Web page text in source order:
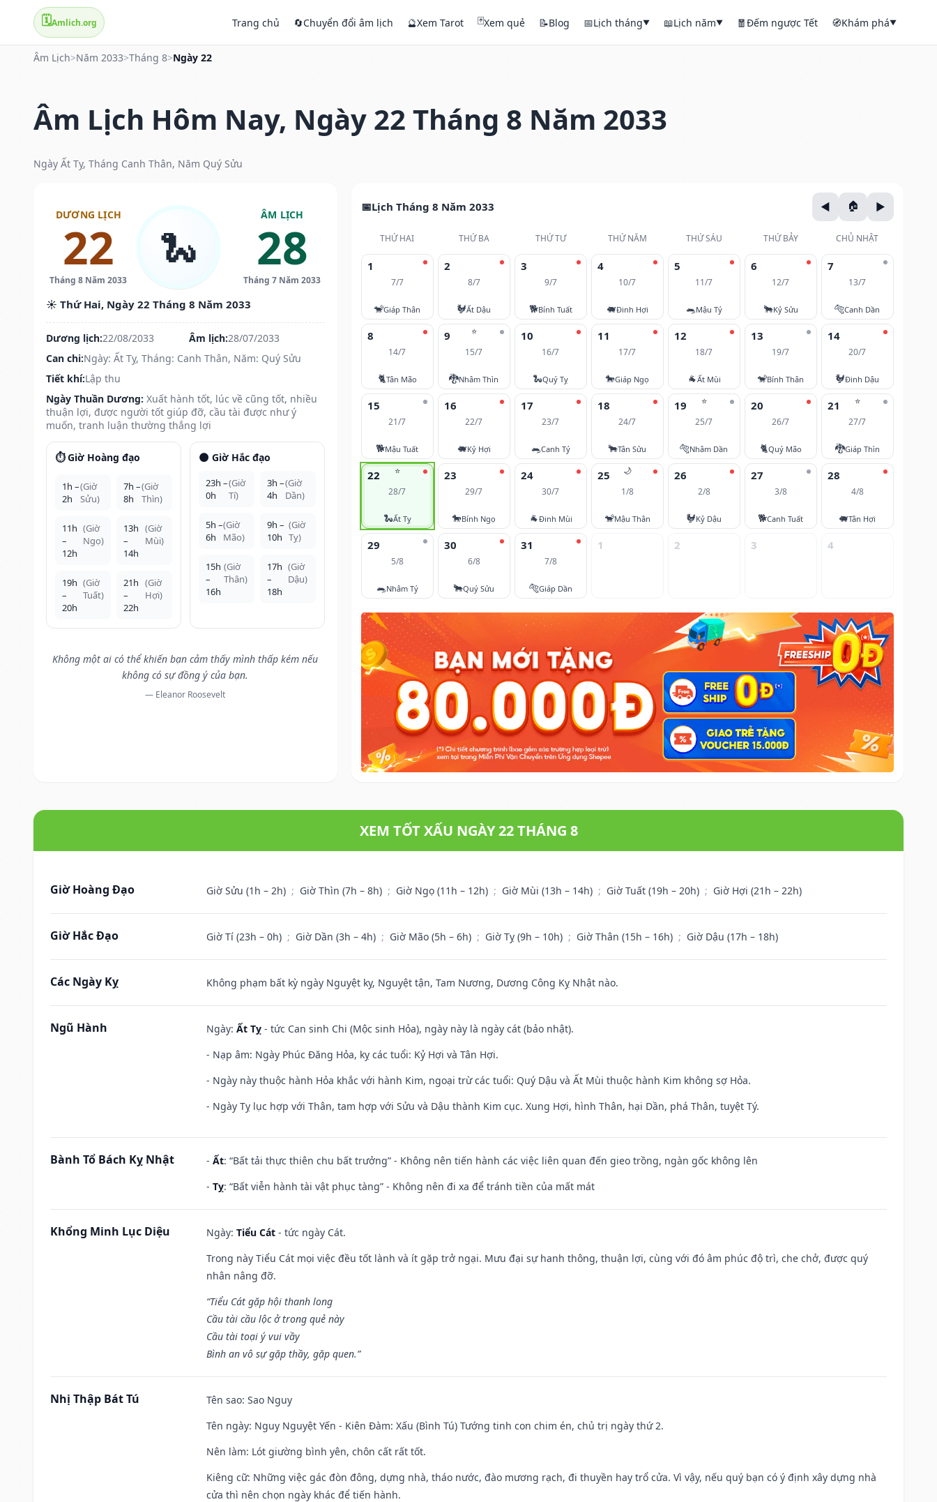
🗓️Amlich.org Trang chủ 🔄Chuyển đổi âm lịch 🔮Xem Tarot 🃏Xem quẻ 📝Blog 📅Lịch tháng▼ 📖Lịch năm▼ 🧧Đếm ngược Tết 🧭Khám phá▼
Âm Lịch>Năm 2033>Tháng 8>Ngày 22
Âm Lịch Hôm Nay, Ngày 22 Tháng 8 Năm 2033
Ngày Ất Tỵ, Tháng Canh Thân, Năm Quý Sửu
DƯƠNG LỊCH
22
Tháng 8 Năm 2033
🐍
ÂM LỊCH
28
Tháng 7 Năm 2033
☀️ Thứ Hai, Ngày 22 Tháng 8 Năm 2033
Dương lịch:22/08/2033 Âm lịch:28/07/2033
Can chi:Ngày: Ất Tỵ, Tháng: Canh Thân, Năm: Quý Sửu
Tiết khí:Lập thu
Ngày Thuần Dương: Xuất hành tốt, lúc về cũng tốt, nhiều
thuận lợi, được người tốt giúp đỡ, cầu tài được như ý
muốn, tranh luận thường thắng lợi
⏱️ Giờ Hoàng đạo
1h –
2h
(Giờ
Sửu)
7h –
8h
(Giờ
Thìn)
11h
–
12h
(Giờ
Ngọ)
13h
–
14h
(Giờ
Mùi)
19h
–
20h
(Giờ
Tuất)
21h
–
22h
(Giờ
Hợi)
🌑 Giờ Hắc đạo
23h –
0h
(Giờ
Tí)
3h –
4h
(Giờ
Dần)
5h –
6h
(Giờ
Mão)
9h –
10h
(Giờ
Tỵ)
15h
–
16h
(Giờ
Thân)
17h
–
18h
(Giờ
Dậu)
Không một ai có thể khiến bạn cảm thấy mình thấp kém nếu
không có sự đồng ý của bạn.
— Eleanor Roosevelt
Lịch Tháng 8 Năm 2033
THỨ HAI THỨ BA THỨ TƯ THỨ NĂM THỨ SÁU THỨ BẢY CHỦ NHẬT
1
7/7
🐒Giáp Thân
2
8/7
🐓Ất Dậu
3
9/7
🐕Bính Tuất
4
10/7
🐖Đinh Hợi
5
11/7
🐀Mậu Tý
6
12/7
🐂Kỷ Sửu
7
13/7
🐅Canh Dần
8
14/7
🐈Tân Mão
⭐
9
15/7
🐉Nhâm Thìn
10
16/7
🐍Quý Tỵ
11
17/7
🐎Giáp Ngọ
12
18/7
🐐Ất Mùi
13
19/7
🐒Bính Thân
14
20/7
🐓Đinh Dậu
15
21/7
🐕Mậu Tuất
16
22/7
🐖Kỷ Hợi
17
23/7
🐀Canh Tý
18
24/7
🐂Tân Sửu
⭐
19
25/7
🐅Nhâm Dần
20
26/7
🐈Quý Mão
⭐
21
27/7
🐉Giáp Thìn
⭐
22
28/7
🐍Ất Tỵ
23
29/7
🐎Bính Ngọ
24
30/7
🐐Đinh Mùi
🌙
25
1/8
🐒Mậu Thân
26
2/8
🐓Kỷ Dậu
27
3/8
🐕Canh Tuất
28
4/8
🐖Tân Hợi
29
5/8
🐀Nhâm Tý
30
6/8
🐂Quý Sửu
31
7/8
🐅Giáp Dần
1 2 3 4
XEM TỐT XẤU NGÀY 22 THÁNG 8
Giờ Hoàng Đạo Giờ Sửu (1h – 2h) ; Giờ Thìn (7h – 8h) ; Giờ Ngọ (11h – 12h) ; Giờ Mùi (13h – 14h) ; Giờ Tuất (19h – 20h) ; Giờ Hợi (21h – 22h)
Giờ Hắc Đạo Giờ Tí (23h – 0h) ; Giờ Dần (3h – 4h) ; Giờ Mão (5h – 6h) ; Giờ Tỵ (9h – 10h) ; Giờ Thân (15h – 16h) ; Giờ Dậu (17h – 18h)
Các Ngày Kỵ Không phạm bất kỳ ngày Nguyệt kỵ, Nguyệt tận, Tam Nương, Dương Công Kỵ Nhật nào.
Ngũ Hành Ngày: Ất Tỵ - tức Can sinh Chi (Mộc sinh Hỏa), ngày này là ngày cát (bảo nhật).
- Nạp âm: Ngày Phúc Đăng Hỏa, kỵ các tuổi: Kỷ Hợi và Tân Hợi.
- Ngày này thuộc hành Hỏa khắc với hành Kim, ngoại trừ các tuổi: Quý Dậu và Ất Mùi thuộc hành Kim không sợ Hỏa.
- Ngày Tỵ lục hợp với Thân, tam hợp với Sửu và Dậu thành Kim cục. Xung Hợi, hình Thân, hại Dần, phá Thân, tuyệt Tý.
Bành Tổ Bách Kỵ Nhật - Ất: “Bất tải thực thiên chu bất trưởng” - Không nên tiến hành các việc liên quan đến gieo trồng, ngàn gốc không lên
- Tỵ: “Bất viễn hành tài vật phục tàng” - Không nên đi xa để tránh tiền của mất mát
Khổng Minh Lục Diệu Ngày: Tiểu Cát - tức ngày Cát.
Trong này Tiểu Cát mọi việc đều tốt lành và ít gặp trở ngại. Mưu đại sự hanh thông, thuận lợi, cùng với đó âm phúc độ trì, che chở, được quý
nhân nâng đỡ.
“Tiểu Cát gặp hội thanh long
Cầu tài cầu lộc ở trong quẻ này
Cầu tài toại ý vui vầy
Bình an vô sự gặp thầy, gặp quen.”
Nhị Thập Bát Tú Tên sao: Sao Nguy
Tên ngày: Nguy Nguyệt Yến - Kiên Đàm: Xấu (Bình Tú) Tướng tinh con chim én, chủ trị ngày thứ 2.
Nên làm: Lót giường bình yên, chôn cất rất tốt.
Kiêng cữ: Những việc gác đòn đông, dựng nhà, tháo nước, đào mương rạch, đi thuyền hay trổ cửa. Vì vậy, nếu quý bạn có ý định xây dựng nhà
cửa thì nên chọn ngày khác để tiến hành.